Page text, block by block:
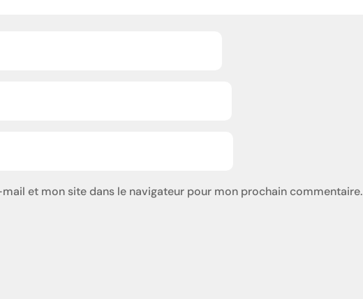
et mon site dans le navigateur pour mon prochain commentaire.